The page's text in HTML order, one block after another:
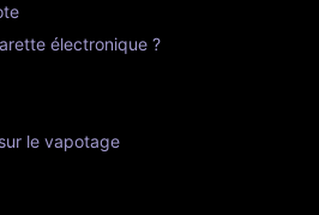
électronique ?
le vapotage